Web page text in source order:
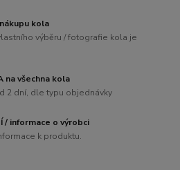
kola
výběru / fotografie kola je
na všechna kola
2 dní, dle typu objednávky
/ informace o výrobci
k produktu.